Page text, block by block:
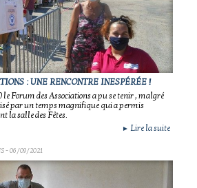
: UNE RENCONTRE INESPÉRÉE !
Forum des Associations a pu se tenir , malgré
par un temps magnifique qui a permis
la salle des Fêtes.
► Lire la suite
- 06/09/2021